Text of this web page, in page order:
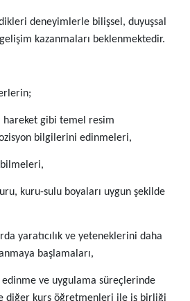
deneyimlerle bilişsel, duyuşsal
kazanmaları beklenmektedir.
hareket gibi temel resim
bilgilerini edinmeleri,
kuru-sulu boyaları uygun şekilde
yaratıcılık ve yeteneklerini daha
başlamaları,
ve uygulama süreçlerinde
diğer kurs öğretmenleri ile iş birliği